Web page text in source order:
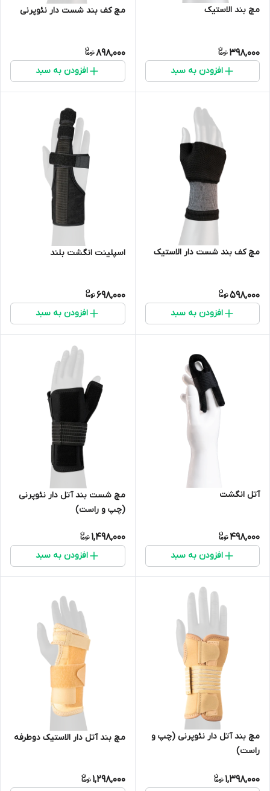
مچ بند الاستیک
398,000
افزودن به سبد
مچ کف بند شست دار نئوپرنی
898,000
افزودن به سبد
مچ کف بند شست دار الاستیک
598,000
افزودن به سبد
اسپلینت انگشت بلند
698,000
افزودن به سبد
آتل انگشت
498,000
افزودن به سبد
مچ شست بند آتل دار نئوپرنی
(چپ و راست)
1,498,000
افزودن به سبد
مچ بند آتل دار نئوپرنی (چپ و
راست)
1,398,000
مچ بند آتل دار الاستیک دوطرفه
1,298,000